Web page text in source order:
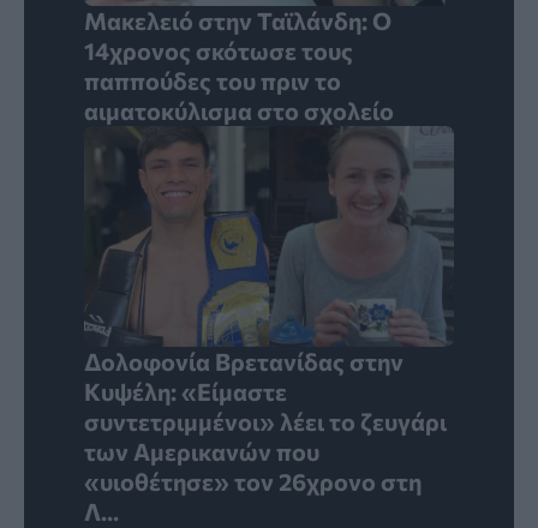
Μακελειό στην Ταϊλάνδη: Ο
14χρονος σκότωσε τους
παππούδες του πριν το
αιματοκύλισμα στο σχολείο
Δολοφονία Βρετανίδας στην
Κυψέλη: «Είμαστε
συντετριμμένοι» λέει το ζευγάρι
των Αμερικανών που
«υιοθέτησε» τον 26χρονο στη
Λ...